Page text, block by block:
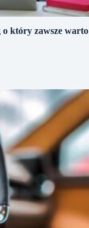
o który zawsze warto